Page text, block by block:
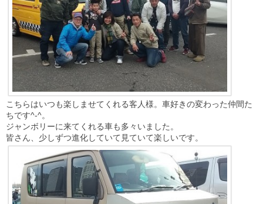
こちらはいつも楽しませてくれる客人様。車好きの変わった仲間た
ちです^-^。
ジャンボリーに来てくれる車も多々いました。
皆さん、少しずつ進化していて見ていて楽しいです。